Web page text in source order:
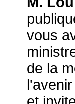
vous
de la